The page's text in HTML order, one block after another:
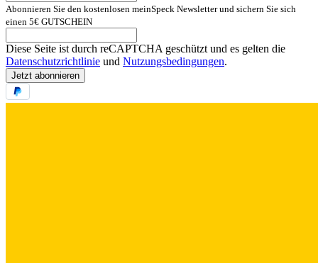
Abonnieren Sie den kostenlosen meinSpeck Newsletter und sichern Sie sich
einen 5€ GUTSCHEIN
Diese Seite ist durch reCAPTCHA geschützt und es gelten die
Datenschutzrichtlinie und Nutzungsbedingungen.
Jetzt abonnieren